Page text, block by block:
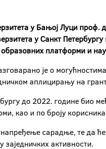
у Бањој Луци проф.
у Санкт
образовних платформи и
је о
аплицирању на
до 2022. године био
као и по броју
сарадње, те да
активности.